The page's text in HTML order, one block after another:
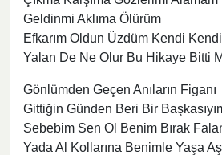
Geldinmi Aklıma Ölürüm
Efkarım Oldun Üzdüm Kendi
Yalan De Ne Olur Bu Hikaye Bitti
Gönlümden Geçen Anıların Figanı
Gittiğin Günden Beri Bir
Sebebim Sen Ol Benim Bırak
Yada Al Kollarına Benimle Yaşa